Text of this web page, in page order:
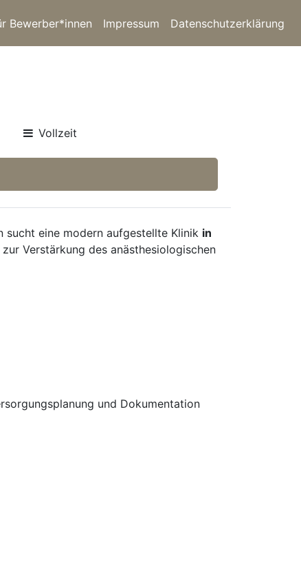
Bewerber*innen Impressum Datenschutzerklärung
Vollzeit
sucht eine modern aufgestellte Klinik in
zur Verstärkung des anästhesiologischen
und Dokumentation